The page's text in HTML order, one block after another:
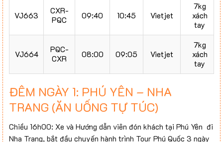
VJ663
CXR-
PQC
09:40 10:45 Vietjet
7kg
xách
tay
VJ664
PQC-
CXR
08:00 09:05 Vietjet
7kg
xách
tay
ĐÊM NGÀY 1: PHÚ YÊN – NHA
TRANG (ĂN UỐNG TỰ TÚC)
Chiều 16h00: Xe và Hướng dẫn viên đón khách tại Phú Yên đi
Nha Trang, bắt đầu chuyến hành trình Tour Phú Quốc 3 ngày